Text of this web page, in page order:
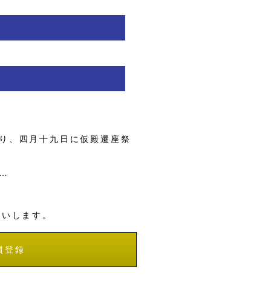
、四月十九日に仮殿遷座祭
します。
登録